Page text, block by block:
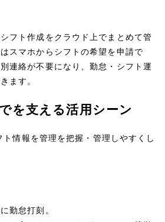
フト作成をクラウド上でまとめて管
スマホからシフトの希望を申請で
連絡が不要になり、勤怠・シフト運
ます。
を支える活用シーン
情報を管理を把握・管理しやすくし
勤怠打刻。